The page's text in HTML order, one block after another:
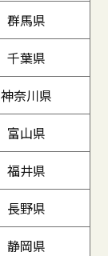
群馬県
千葉県
神奈川県
富山県
福井県
長野県
静岡県